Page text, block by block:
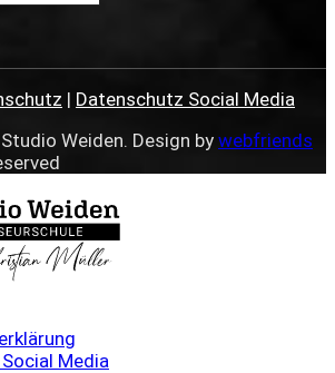
| Datenschutz Social Media
Weiden. Design by webfriends
Media